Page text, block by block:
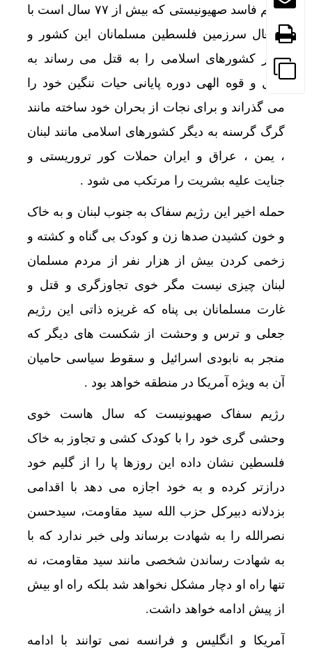
رژیم فاسد صهیونیستی که بیش از ۷۷ سال است با
اشغال سرزمین فلسطین مسلمانان این کشور و
دیگر کشورهای اسلامی را به قتل می رساند به
حول و قوه الهی دوره پایانی حیات ننگین خود را
می گذراند و برای نجات از بحران خود ساخته مانند
گرگ گرسنه به دیگر کشورهای اسلامی مانند لبنان
، یمن ، عراق و ایران حملات کور تروریستی و
جنایت علیه بشریت را مرتکب می شود .
حمله اخیر این رژیم سفاک به جنوب لبنان و به خاک
و خون کشیدن صدها زن و کودک بی گناه و کشته و
زخمی کردن بیش از هزار نفر از مردم مسلمان
لبنان چیزی نیست مگر خوی تجاوزگری و قتل و
غارت مسلمانان بی پناه که غریزه ذاتی این رژیم
جعلی و ترس و وحشت از شکست های دیگر که
منجر به نابودی اسرائیل و سقوط سیاسی حامیان
آن به ویژه آمریکا در منطقه خواهد بود .
رژیم سفاک صهیونیست که سال هاست خوی
وحشی گری خود را با کودک کشی و تجاوز به خاک
فلسطین نشان داده این روزها پا را از گلیم خود
درازتر کرده و به خود اجازه می دهد با اقدامی
بزدلانه دبیرکل حزب الله سید مقاومت، سیدحسن
نصرالله را به شهادت برساند ولی خبر ندارد که با
به شهادت رساندن شخصی مانند سید مقاومت، نه
تنها راه او دچار مشکل نخواهد شد بلکه راه او بیش
از پیش ادامه خواهد داشت.
آمریکا و انگلیس و فرانسه نمی توانند با ادامه